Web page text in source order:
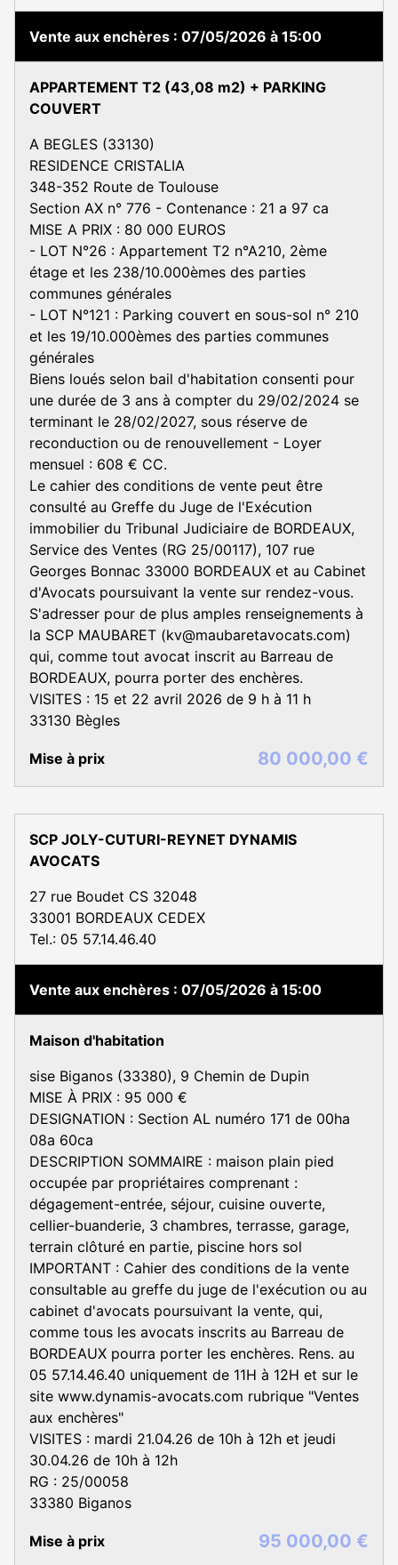
Vente aux enchères 07/05/2026 à 15:00
APPARTEMENT T2 (43,08 m2) + PARKING
COUVERT
A BEGLES (33130)
RESIDENCE CRISTALIA
348-352 Route de Toulouse
Section AX n° 776 - Contenance : 21 a 97 ca
MISE A PRIX : 80 000 EUROS
- LOT N°26 : Appartement T2 n°A210, 2ème
étage et les 238/10.000èmes des parties
communes générales
- LOT N°121 : Parking couvert en sous-sol n° 210
et les 19/10.000èmes des parties communes
générales
Biens loués selon bail d'habitation consenti pour
une durée de 3 ans à compter du 29/02/2024 se
terminant le 28/02/2027, sous réserve de
reconduction ou de renouvellement - Loyer
mensuel : 608 € CC.
Le cahier des conditions de vente peut être
consulté au Greffe du Juge de l'Exécution
immobilier du Tribunal Judiciaire de BORDEAUX,
Service des Ventes (RG 25/00117), 107 rue
Georges Bonnac 33000 BORDEAUX et au Cabinet
d'Avocats poursuivant la vente sur rendez-vous.
S'adresser pour de plus amples renseignements à
la SCP MAUBARET (kv@maubaretavocats.com)
qui, comme tout avocat inscrit au Barreau de
BORDEAUX, pourra porter des enchères.
VISITES : 15 et 22 avril 2026 de 9 h à 11 h
33130 Bègles
Mise à prix 80 000,00 €
SCP JOLY-CUTURI-REYNET DYNAMIS
AVOCATS
27 rue Boudet CS 32048
33001 BORDEAUX CEDEX
Tel.: 05 57.14.46.40
Vente aux enchères 07/05/2026 à 15:00
Maison d'habitation
sise Biganos (33380), 9 Chemin de Dupin
MISE À PRIX : 95 000 €
DESIGNATION : Section AL numéro 171 de 00ha
08a 60ca
DESCRIPTION SOMMAIRE : maison plain pied
occupée par propriétaires comprenant :
dégagement-entrée, séjour, cuisine ouverte,
cellier-buanderie, 3 chambres, terrasse, garage,
terrain clôturé en partie, piscine hors sol
IMPORTANT : Cahier des conditions de la vente
consultable au greffe du juge de l'exécution ou au
cabinet d'avocats poursuivant la vente, qui,
comme tous les avocats inscrits au Barreau de
BORDEAUX pourra porter les enchères. Rens. au
05 57.14.46.40 uniquement de 11H à 12H et sur le
site www.dynamis-avocats.com rubrique "Ventes
aux enchères"
VISITES : mardi 21.04.26 de 10h à 12h et jeudi
30.04.26 de 10h à 12h
RG : 25/00058
33380 Biganos
Mise à prix 95 000,00 €